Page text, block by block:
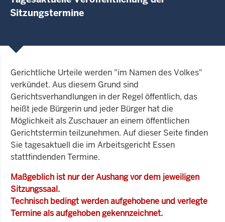
Sitzungstermine
Gerichtliche Urteile werden "im Namen des Volkes"
verkündet. Aus diesem Grund sind
Gerichtsverhandlungen in der Regel öffentlich, das
heißt jede Bürgerin und jeder Bürger hat die
Möglichkeit als Zuschauer an einem öffentlichen
Gerichtstermin teilzunehmen. Auf dieser Seite finden
Sie tagesaktuell die im Arbeitsgericht Essen
stattfindenden Termine.
Maßgeblich ist nur der Aushang vor dem jeweiligen
Sitzungssaal.
Technisch bedingt werden aufgehobene und verlegte
Termine als aufgehoben gekennzeichnet.